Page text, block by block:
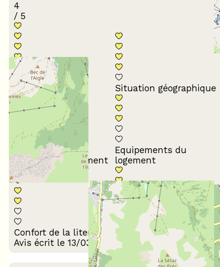
4
/ 5
Conformité du
descriptif
Situation géographique
Propreté du logement
Equipements du
logement
Confort de la literie
Décoration du
logement
Avis écrit le 13/03/2024